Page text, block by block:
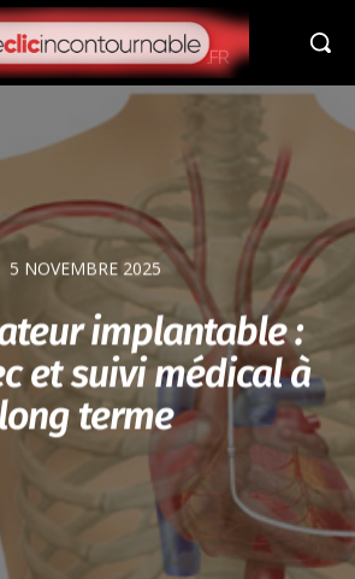
5 NOVEMBRE 2025
implantable :
et suivi médical à
long terme